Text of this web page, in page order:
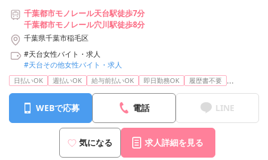
千葉都市モノレール天台駅徒歩7分
千葉都市モノレール穴川駅徒歩8分
千葉県千葉市稲毛区
#天台女性バイト・求人
#天台その他女性バイト・求人
日払いOK 週払いOK 給与前払いOK 即日勤務OK 履歴書不要 ...
WEBで応募 電話 LINE
気になる 求人詳細を見る